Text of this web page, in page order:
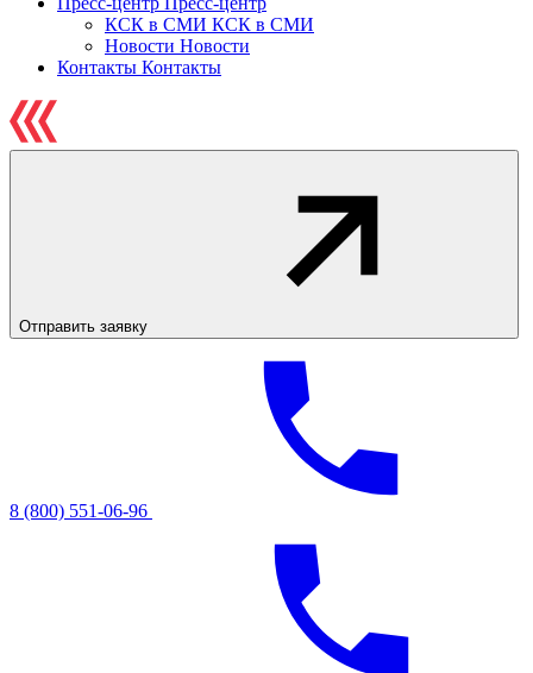
КСК в СМИ КСК в СМИ
Новости Новости
Контакты Контакты
Отправить заявку
8 (800) 551-06-96